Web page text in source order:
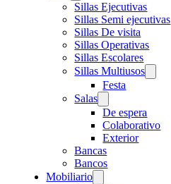
Sillas Ejecutivas
Sillas Semi ejecutivas
Sillas De visita
Sillas Operativas
Sillas Escolares
Sillas Multiusos
Festa
Salas
De espera
Colaborativo
Exterior
Bancas
Bancos
Mobiliario